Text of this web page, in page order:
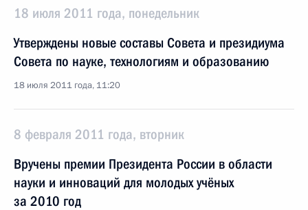
18 июля 2011 года, понедельник
Утверждены новые составы Совета и президиума
Совета по науке, технологиям и образованию
18 июля 2011 года, 11:20
8 февраля 2011 года, вторник
Вручены премии Президента России в области
науки и инноваций для молодых учёных
за 2010 год